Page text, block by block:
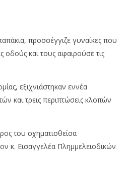
προσσέγγιζε γυναίκες που
οδούς και τους αφαιρούσε τις
εξιχνιάστηκαν εννέα
και τρεις περιπτώσεις κλοπών
του σχηματισθείσα
κ. Εισαγγελέα Πλημμελειοδικών